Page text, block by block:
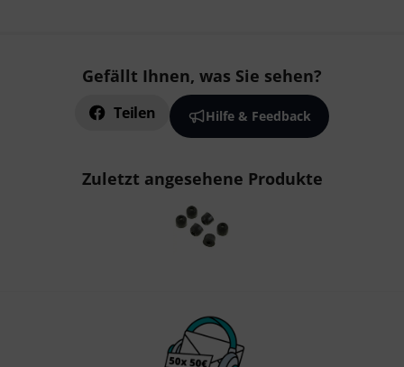
Gefällt Ihnen, was Sie sehen?
Teilen Hilfe & Feedback
Zuletzt angesehene Produkte